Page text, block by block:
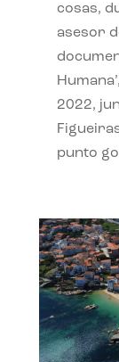
cosas,
asesor
2022,
punto